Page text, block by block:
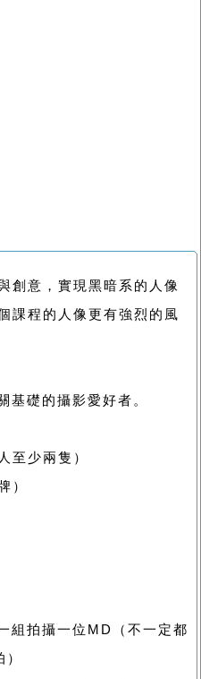
創意，實現黑暗系的人像
課程的人像更有強烈的風
基礎的攝影愛好者。
至少兩隻）
）
組拍攝一位MD（不一定都